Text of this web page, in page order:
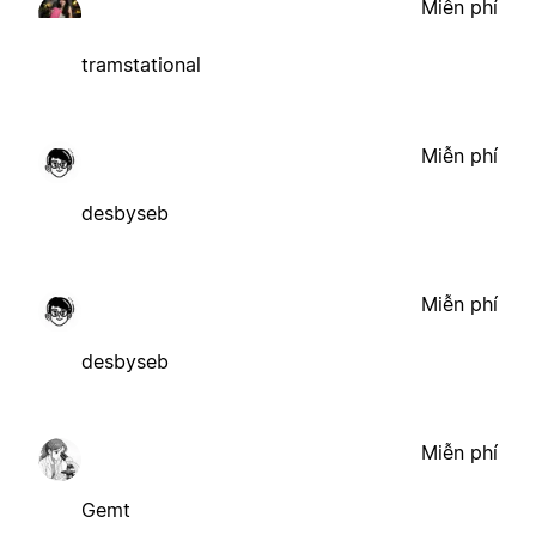
tramstational
Miễn phí
desbyseb
Miễn phí
desbyseb
Miễn phí
Gemt
Miễn phí